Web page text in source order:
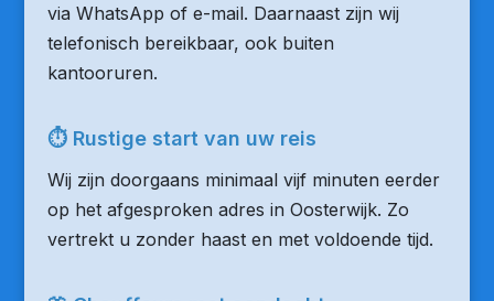
via WhatsApp of e-mail. Daarnaast zijn wij
telefonisch bereikbaar, ook buiten
kantooruren.
⏱ Rustige start van uw reis
Wij zijn doorgaans minimaal vijf minuten eerder
op het afgesproken adres in Oosterwijk. Zo
vertrekt u zonder haast en met voldoende tijd.